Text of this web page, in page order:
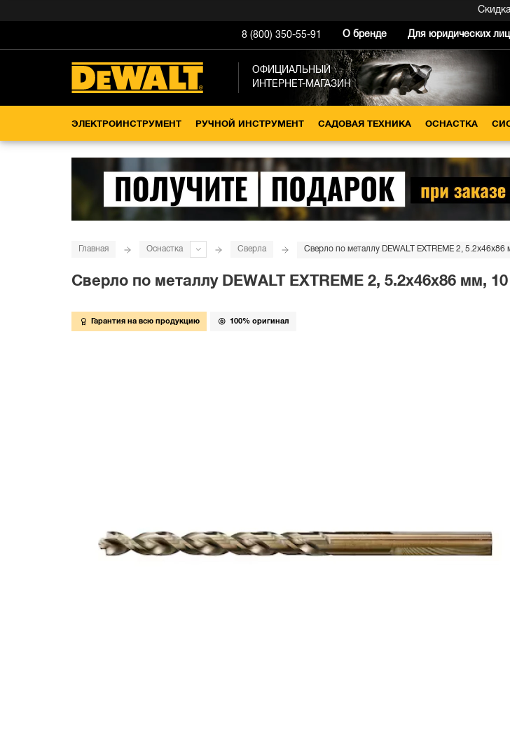
Скидка -
8 (800) 350-55-91 О бренде Для юридических лиц
ОФИЦИАЛЬНЫЙ
ИНТЕРНЕТ-МАГАЗИН
ЭЛЕКТРОИНСТРУМЕНТ РУЧНОЙ ИНСТРУМЕНТ САДОВАЯ ТЕХНИКА ОСНАСТКА
Главная Оснастка Сверла Сверло по металлу DEWALT EXTREME 2,
Сверло по металлу DEWALT EXTREME 2, 5.2x46x86 мм,
Гарантия на всю продукцию 100% оригинал